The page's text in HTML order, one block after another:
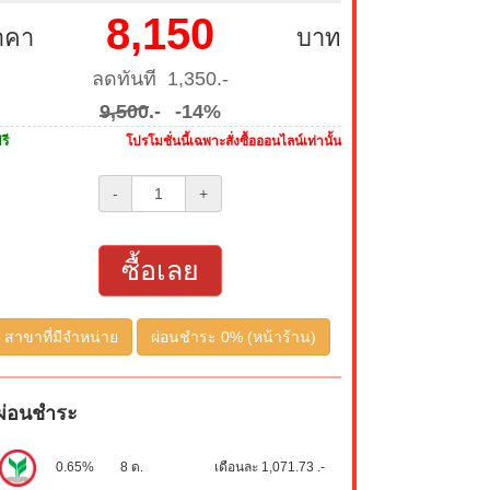
คา บาท
8,150
ลดทันที 1,350.-
9,500.- -14%
โปรโมชั่นนี้เฉพาะสั่งซื้อออนไลน์เท่านั้น
- +
ซื้อเลย
สาขาที่มีจำหน่าย ผ่อนชำระ 0% (หน้าร้าน)
อนชำระ
0.65% 8 ด. เดือนละ 1,071.73 .-